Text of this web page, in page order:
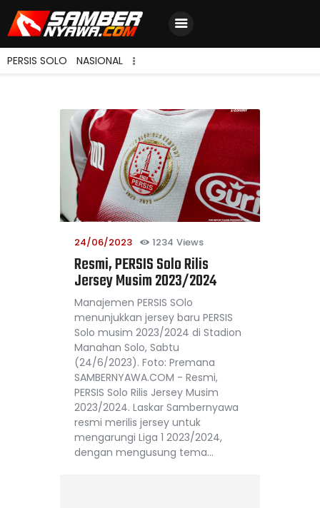
PERSIS SOLO NASIONAL
Berita Terbaru
Jadwal & Hasil
Klasemen
24/06/2023 1234 Views
Resmi, PERSIS Solo Rilis
Jersey Musim 2023/2024
Manajemen PERSIS SOlo
menunjukkan jersey baru PERSIS
Solo musim 2023/2024 di Stadion
Manahan Solo, Sabtu
(24/6/2023). Foto: Premana
SAMBERNYAWA.COM - Resmi,
PERSIS Solo Rilis Jersey Musim
2023/2024. Laskar Sambernyawa
resmi merilis jersey untuk
mengarungi Liga 1 2023/2024,
dengan mengusung tema…